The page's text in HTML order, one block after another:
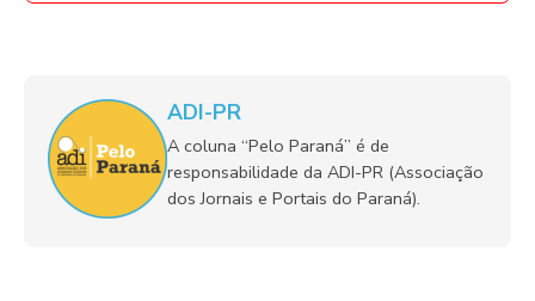
ADI-PR
A coluna “Pelo Paraná” é de
responsabilidade da ADI-PR (Associação
dos Jornais e Portais do Paraná).